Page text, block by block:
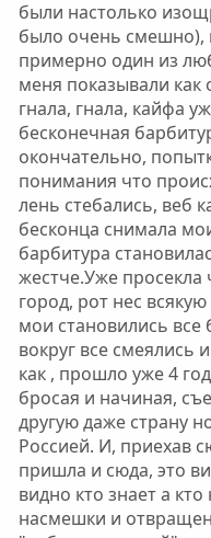
были настолько
было очень смешно),
примерно один из
меня показывали как
гнала, гнала, кайфа
бесконечная
окончательно,
понимания что
лень стебались, веб
бесконца снимала
барбитура
жестче.Уже просекла
город, рот нес
мои становились
вокруг все смеялись
как , прошло уже 4
бросая и начиная,
другую даже страну
Россией. И, приехав
пришла и сюда, это
видно кто знает а
насмешки и